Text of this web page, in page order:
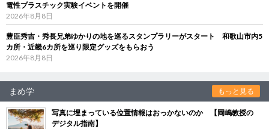
電性プラスチック実験イベントを開催
2026年8月8日
豊臣秀吉・秀長兄弟ゆかりの地を巡るスタンプラリーがスタート 和歌山市内5
カ所・近畿6カ所を巡り限定グッズをもらおう
2026年8月8日
まめ学 もっと見る
写真に埋まっている位置情報はおっかないのか 【岡嶋教授の
デジタル指南】